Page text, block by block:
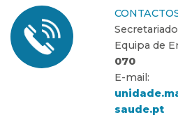
Equipa de
070
E-mail:
saude.pt